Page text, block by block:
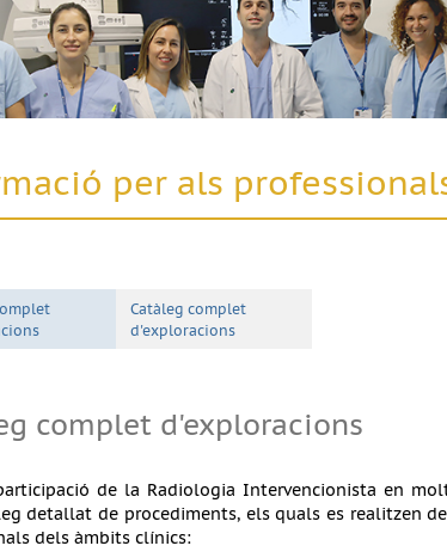
per als
Catàleg complet
d'exploracions
complet d'exploracions
de la Radiologia Intervencionista en
detallat de procediments, els quals es realitzen
dels àmbits clínics: